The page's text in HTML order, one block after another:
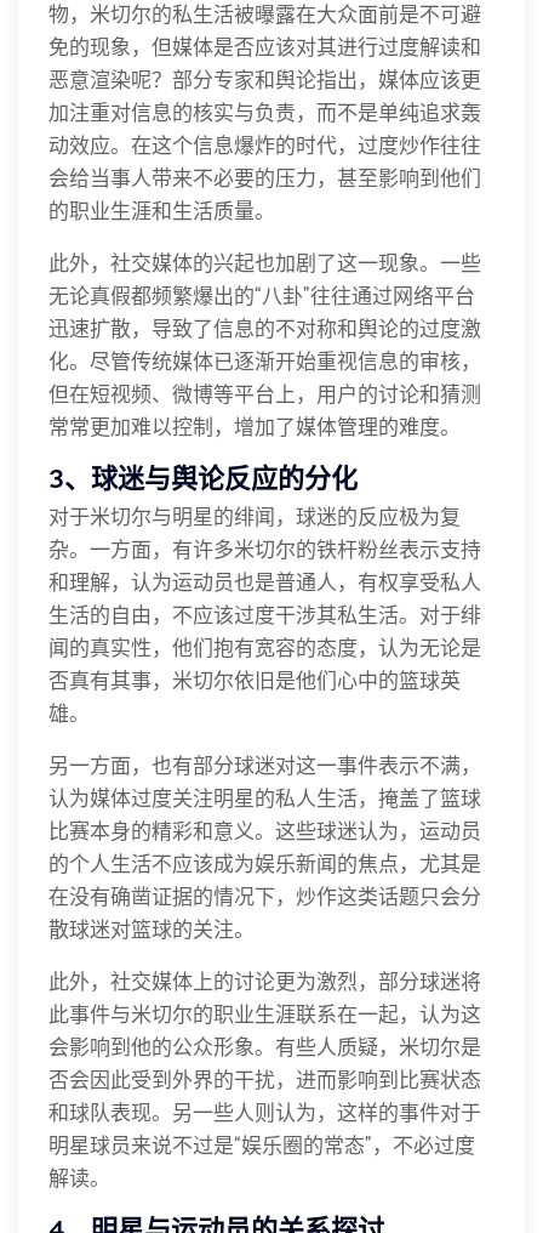
物，米切尔的私生活被曝露在大众面前是不可避
免的现象，但媒体是否应该对其进行过度解读和
恶意渲染呢？部分专家和舆论指出，媒体应该更
加注重对信息的核实与负责，而不是单纯追求轰
动效应。在这个信息爆炸的时代，过度炒作往往
会给当事人带来不必要的压力，甚至影响到他们
的职业生涯和生活质量。
此外，社交媒体的兴起也加剧了这一现象。一些
无论真假都频繁爆出的“八卦”往往通过网络平台
迅速扩散，导致了信息的不对称和舆论的过度激
化。尽管传统媒体已逐渐开始重视信息的审核，
但在短视频、微博等平台上，用户的讨论和猜测
常常更加难以控制，增加了媒体管理的难度。
3、球迷与舆论反应的分化
对于米切尔与明星的绯闻，球迷的反应极为复
杂。一方面，有许多米切尔的铁杆粉丝表示支持
和理解，认为运动员也是普通人，有权享受私人
生活的自由，不应该过度干涉其私生活。对于绯
闻的真实性，他们抱有宽容的态度，认为无论是
否真有其事，米切尔依旧是他们心中的篮球英
雄。
另一方面，也有部分球迷对这一事件表示不满，
认为媒体过度关注明星的私人生活，掩盖了篮球
比赛本身的精彩和意义。这些球迷认为，运动员
的个人生活不应该成为娱乐新闻的焦点，尤其是
在没有确凿证据的情况下，炒作这类话题只会分
散球迷对篮球的关注。
此外，社交媒体上的讨论更为激烈，部分球迷将
此事件与米切尔的职业生涯联系在一起，认为这
会影响到他的公众形象。有些人质疑，米切尔是
否会因此受到外界的干扰，进而影响到比赛状态
和球队表现。另一些人则认为，这样的事件对于
明星球员来说不过是“娱乐圈的常态”，不必过度
解读。